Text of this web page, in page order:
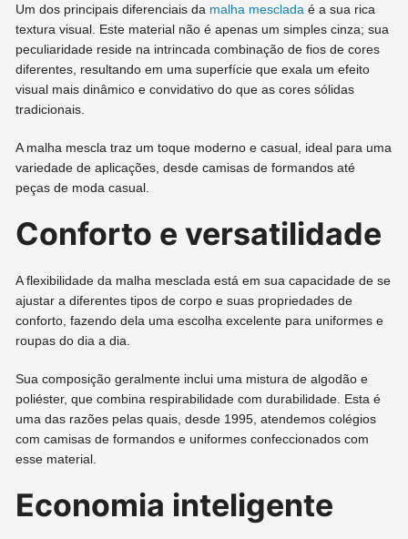
Um dos principais diferenciais da malha mesclada é a sua rica
textura visual. Este material não é apenas um simples cinza; sua
peculiaridade reside na intrincada combinação de fios de cores
diferentes, resultando em uma superfície que exala um efeito
visual mais dinâmico e convidativo do que as cores sólidas
tradicionais.
A malha mescla traz um toque moderno e casual, ideal para uma
variedade de aplicações, desde camisas de formandos até
peças de moda casual.
Conforto e versatilidade
A flexibilidade da malha mesclada está em sua capacidade de se
ajustar a diferentes tipos de corpo e suas propriedades de
conforto, fazendo dela uma escolha excelente para uniformes e
roupas do dia a dia.
Sua composição geralmente inclui uma mistura de algodão e
poliéster, que combina respirabilidade com durabilidade. Esta é
uma das razões pelas quais, desde 1995, atendemos colégios
com camisas de formandos e uniformes confeccionados com
esse material.
Economia inteligente